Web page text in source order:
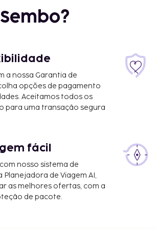
é o de Guwahati (GAU-
- 24,6 km/15,3 mi
aberto 24 horas,
bagagem. Planeia um
a nossa Garantia de
opções de pagamento
Aceitamos todos os
para uma transação segura
fácil
nosso sistema de
Planejadora de Viagem AI,
as melhores ofertas, com a
de pacote.